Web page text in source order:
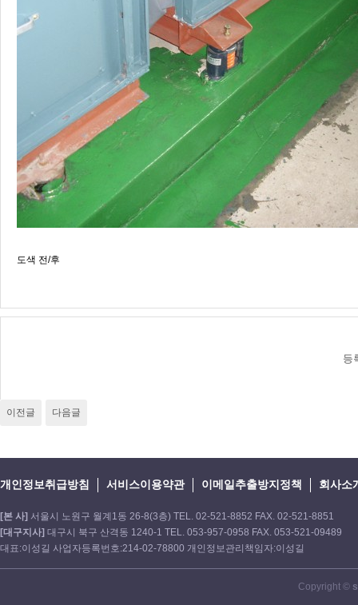
도색 전/후
등
이전글 다음글
개인정보취급방침 서비스이용약관 이메일추출방지정책 회사소
[본 사] 서울시 노원구 월계1동 26-8(3층) TEL. 02-521-8852 FAX. 02-521-8851
[대구지사] 대구시 북구 산격동 1240-1 TEL. 053-957-0958 FAX. 053-521-09489
대표:이성길 사업자등록번호:214-02-78800 개인정보관리책임자:이성길
Copyright ©